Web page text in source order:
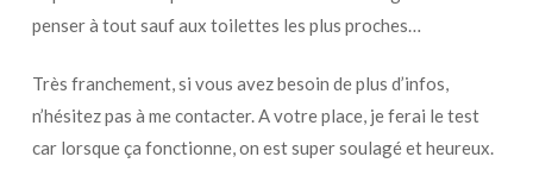
penser à tout sauf aux toilettes les plus proches…
Très franchement, si vous avez besoin de plus d’infos,
n’hésitez pas à me contacter. A votre place, je ferai le test
car lorsque ça fonctionne, on est super soulagé et heureux.